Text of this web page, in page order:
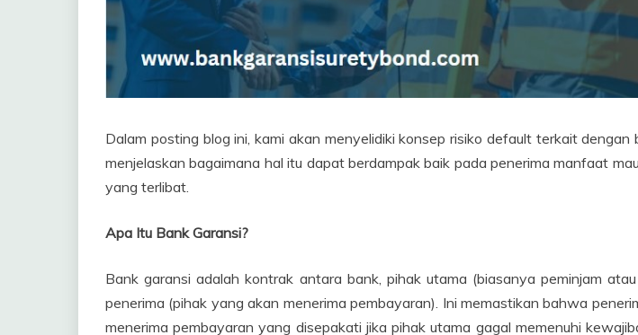
Dalam posting blog ini, kami akan menyelidiki konsep risiko default terkait dengan
menjelaskan bagaimana hal itu dapat berdampak baik pada penerima manfaat
yang terlibat.
Apa Itu Bank Garansi?
Bank garansi adalah kontrak antara bank, pihak utama (biasanya peminjam
penerima (pihak yang akan menerima pembayaran). Ini memastikan bahwa
menerima pembayaran yang disepakati jika pihak utama gagal memenuhi